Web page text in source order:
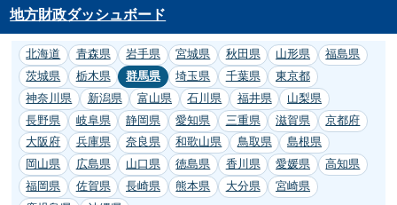
地方財政ダッシュボード
北海道 青森県 岩手県 宮城県 秋田県 山形県
福島県
茨城県
栃木県 群馬県 埼玉県 千葉県
東京都
神奈川県
新潟県 富山県 石川県 福井県
山梨県
長野県
岐阜県 静岡県 愛知県 三重県 滋賀県
京都府
大阪府
兵庫県 奈良県 和歌山県 鳥取県
島根県
岡山県
広島県 山口県 徳島県 香川県 愛媛県
高知県
福岡県
佐賀県 長崎県 熊本県 大分県
宮崎県